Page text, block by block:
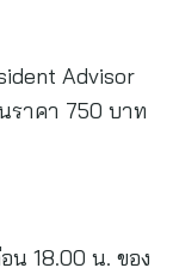
Advisor
ราคา 750 บาท
น 18.00 น. ของ